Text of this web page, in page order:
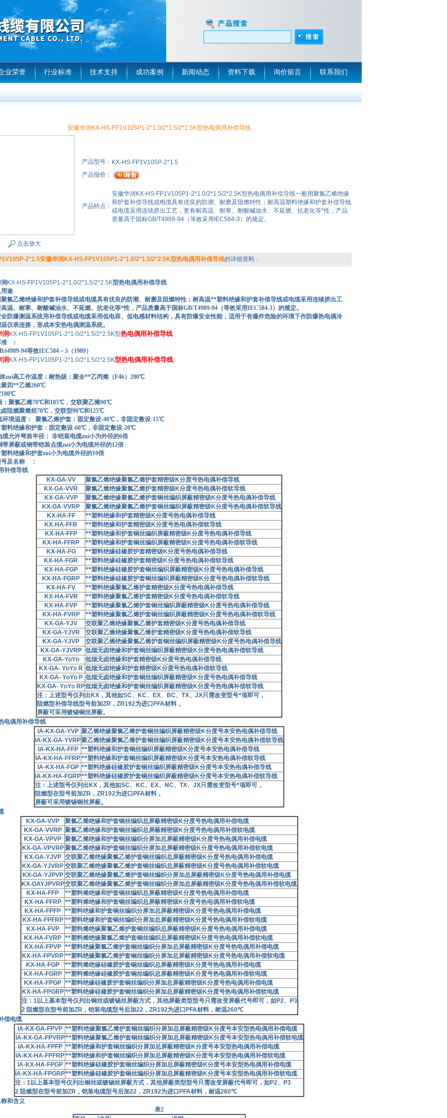
业荣誉 行业标准 技术支持 成功案例 新闻动态 资料下载 询价留言 联系我们
安徽华润KX-HS-FP1V105P1-2*1.0/2*1.5/2*2.5K型热电偶用补偿导线
点击放大
产品型号： KX-HS-FP1V105P-2*1.5
产品报价：
产品特点：
安徽华润KX-HS-FP1V105P1-2*1.0/2*1.5/2*2.5K型热电偶用补偿导线一般用聚氯乙烯绝缘
和护套补偿导线或电缆具有优良的防潮、耐磨及阻燃特性；耐高温塑料绝缘和护套补偿导线
或电缆采用连续挤出工艺，更有耐高温、耐寒、耐酸碱油水、不延燃、抗老化等*性，产品
质量高于国标GB/T4989-94（等效采用IEC584-3）的规定。
2*1.5安徽华润KX-HS-FP1V105P1-2*1.0/2*1.5/2*2.5K型热电偶用补偿导线的详细资料：
KX-HS-FP1V105P1-2*1.0/2*1.5/2*2.5K型热电偶用补偿导线
途
氯乙烯绝缘和护套补偿导线或电缆具有优良的防潮、耐磨及阻燃特性；耐高温**塑料绝缘和护套补偿导线或电缆采用连续挤出工
温、耐寒、耐酸碱油水、不延燃、抗老化等*性，产品质量高于国标GB/T4989-94（等效采用IEC584-3）的规定。
防爆测温系统用补偿导线或电缆采用低电容、低电感材料结构，具有防爆安全性能，适用于有爆炸危险的环境下作防爆热电偶冷
仪表连接，形成本安热电偶测温系统。
润 KX-HS-FP1V105P1-2*1.0/2*1.5/2*2.5K型热电偶用补偿导线
准 ：
94等效IEC584－3（1989）
润 KX-HS-FP1V105P1-2*1.0/2*1.5/2*2.5K型热电偶用补偿导线
高工作温度：耐热级：聚全**乙丙烯（F46）200℃
四**乙烯260℃
氯乙烯70℃和105℃，交联聚乙烯90℃
燃聚烯烃70℃，交联型90℃和125℃
环境温度： 聚氯乙烯护套：固定敷设-40℃，非固定敷设-15℃
和护套：固定敷设-60℃，非固定敷设-20℃
缆允许弯曲半径： 非铠装电缆zui小为外径的6倍
或钢带铠装点缆zui小为电缆外径的12倍
和护套zui小为电缆外径的10倍
号及名称 ：
补偿导线
KX-GA-VV
聚氯乙烯绝缘聚氯乙烯护套精密级K分度号热电偶补偿导线
KX-GA-VVR
聚氯乙烯绝缘聚氯乙烯护套精密级K分度号热电偶补偿软导线
KX-GA-VVP
聚氯乙烯绝缘聚氯乙烯护套铜丝编织屏蔽精密级K分度号热电偶补偿导线
KX-GA-VVRP
聚氯乙烯绝缘聚氯乙烯护套铜丝编织屏蔽精密级K分度号热电偶补偿软导线
KX-HA-FF
**塑料绝缘和护套精密级K分度号热电偶补偿导线
KX-HA-FFR
**塑料绝缘和护套精密级K分度号热电偶补偿软导线
KX-HA-FFP
**塑料绝缘和护套铜丝编织屏蔽精密级K分度号热电偶补偿导线
KX-HA-FFRP
**塑料绝缘和护套铜丝编织屏蔽精密级K分度号热电偶补偿软导线
KX-HA-FG
**塑料绝缘硅橡胶护套精密级K分度号热电偶补偿导线
KX-HA-FGR
**塑料绝缘硅橡胶护套精密级K分度号热电偶补偿软导线
KX-HA-FGP
**塑料绝缘硅橡胶护套铜丝编织屏蔽精密级K分度号热电偶补偿导线
KX-HA-FGRP
**塑料绝缘硅橡胶护套铜丝编织屏蔽精密级K分度号热电偶补偿软导线
KX-HA-FV
**塑料绝缘聚氯乙烯护套精密级K分度号热电偶补偿导线
KX-HA-FVR
**塑料绝缘聚氯乙烯护套精密级K分度号热电偶补偿软导线
KX-HA-FVP
**塑料绝缘聚氯乙烯护套铜丝编织屏蔽精密级K分度号热电偶补偿导线
KX-HA-FVRP
**塑料绝缘聚氯乙烯护套铜丝编织屏蔽精密级K分度号热电偶补偿软导线
KX-GA-YJV
交联聚乙烯绝缘聚氯乙烯护套精密级K分度号热电偶补偿导线
KX-GA-YJVR
交联聚乙烯绝缘聚氯乙烯护套精密级K分度号热电偶补偿软导线
KX-GA-YJVP
交联聚乙烯绝缘聚氯乙烯护套铜丝编织屏蔽精密级K分度号热电偶补偿导线
KX-GA-YJVRP 低烟无卤绝缘和护套铜丝编织屏蔽精密级K分度号热电偶补偿软导线
KX-GA-YDYD 低烟无卤绝缘和护套精密级K分度号热电偶补偿导线
KX-GA- YDYD R 低烟无卤绝缘和护套精密级K分度号热电偶补偿软导线
KX-GA- YDYDP 低烟无卤绝缘和护套铜丝编织屏蔽精密级K分度号热电偶补偿导线
KX-GA- YDYD RP低烟无卤绝缘和护套铜丝编织屏蔽精密级K分度号热电偶补偿软导线
注：上述型号仅列出 KX ，其他如SC、 KC、 EX、 BC、 TX、 JX只需改变型号*项即可，
阻燃型补偿导线型号前加ZR ， ZR192为进口 PFA材料，
屏蔽可采用镀锡铜丝屏蔽。
电偶用补偿导线
IA-KX-GA-YVP 聚乙烯绝缘聚氯乙烯护套铜丝编织屏蔽精密级K分度号本安热电偶补偿导线
IA-KX-GA-YVRP聚乙烯绝缘聚氯乙烯护套铜丝编织屏蔽精密级K分度号本安热电偶补偿软导线
IA-KX-HA-FFP **塑料绝缘和护套铜丝编织屏蔽精密级K分度号本安热电偶补偿导线
IA-KX-HA-FFRP**塑料绝缘和护套铜丝编织屏蔽精密级K分度号本安热电偶补偿软导线
IA-KX-HA-FGP **塑料绝缘硅橡胶护套铜丝编织屏蔽精密级K分度号本安热电偶补偿导线
IA-KX-HA-FGRP**塑料绝缘硅橡胶护套铜丝编织屏蔽精密级K分度号本安热电偶补偿软导线
注：上述型号仅列出 KX ，其他如SC、 KC、 EX、 NC、 TX、 JX只需改变型号*项即可，
阻燃型在型号前加ZR ， ZR192为进口 PFA材料，
屏蔽可采用镀锡铜丝屏蔽。
KX-GA-VVP
聚氯乙烯绝缘和护套铜丝编织总屏蔽精密级K分度号热电偶用补偿电缆
KX-GA-VVRP 聚氯乙烯绝缘和护套铜丝编织总屏蔽精密级K分度号热电偶用补偿软电缆
KX-GA-VPVP 聚氯乙烯绝缘和护套铜丝编织分屏加总屏蔽精密级K分度号热电偶用补偿电缆
KX-GA-VPVRP聚氯乙烯绝缘和护套铜丝编织分屏加总屏蔽精密级K分度号热电偶用补偿软电缆
KX-GA-YJVP 交联聚乙烯绝缘聚氯乙烯护套铜丝编织总屏蔽精密级K分度号热电偶用补偿电缆
KX-GA-YJVRP 交联聚乙烯绝缘聚氯乙烯护套铜丝编织总屏蔽精密级K分度号热电偶用补偿软电缆
KX-GA-YJPVP 交联聚乙烯绝缘聚氯乙烯护套铜丝编织分屏加总屏蔽精密级K分度号热电偶用补偿电缆
KX-GAYJPVRP交联聚乙烯绝缘聚氯乙烯护套铜丝编织分屏加总屏蔽精密级K分度号热电偶用补偿软电缆
KX-HA-FFP
**塑料烯绝缘和护套铜丝编织总屏蔽精密级K分度号热电偶用补偿电缆
KX-HA-FFRP **塑料烯绝缘和护套铜丝编织总屏蔽精密级K分度号热电偶用补偿软电缆
KX-HA-FPFP **塑料绝缘和护套铜丝编织分屏加总屏蔽精密级K分度号热电偶用补偿电缆
KX-HA-FPFRP **塑料绝缘和护套铜丝编织分屏加总屏蔽精密级K分度号热电偶用补偿软电缆
KX-HA-FVP
**塑料烯绝缘聚氯乙烯护套铜丝编织总屏蔽精密级K分度号热电偶用补偿电缆
KX-HA-FVRP **塑料烯绝缘聚氯乙烯护套铜丝编织总屏蔽精密级K分度号热电偶用补偿软电缆
KX-HA-FPVP **塑料绝缘聚氯乙烯护套铜丝编织分屏加总屏蔽精密级K分度号热电偶用补偿电缆
KX-HA-FPVRP **塑料绝缘聚氯乙烯护套铜丝编织分屏加总屏蔽精密级K分度号热电偶用补偿软电缆
KX-HA-FGP
**塑料烯绝缘硅橡胶护套铜丝编织总屏蔽精密级K分度号热电偶用补偿电缆
KX-HA-FGRP **塑料烯绝缘硅橡胶护套铜丝编织总屏蔽精密级K分度号热电偶用补偿软电缆
KX-HA-FPGP **塑料绝缘硅橡胶护套铜丝编织分屏加总屏蔽精密级K分度号热电偶用补偿电缆
KX-HA-FPGRP**塑料绝缘硅橡胶护套铜丝编织分屏加总屏蔽精密级K分度号热电偶用补偿软电缆
注： 1以上基本型号仅列出铜丝或镀锡丝屏蔽方式，其他屏蔽类型型号只需改变屏蔽代号即可，如P2、
P3
2 阻燃型在型号前加ZR，铠装电缆型号后加22， ZR192为进口 PFA材料，耐温260℃
偿电缆
IA-KX-GA-FPVP **塑料绝缘聚氯乙烯护套铜丝编织分屏加总屏蔽精密级K分度号本安型热电偶用补偿电缆
IA-KX-GA-FPVRP**塑料绝缘聚氯乙烯护套铜丝编织分屏加总屏蔽精密级K分度号本安型热电偶用补偿软电缆
IA-KX-HA-FPFP **塑料绝缘和护套铜丝编织分屏加总屏蔽精密级K分度号本安型热电偶用补偿电缆
IA-KX-HA-FPFRP**塑料绝缘和护套铜丝编织分屏加总屏蔽精密级K分度号本安型热电偶用补偿软电缆
IA-KX-HA-FPGP **塑料绝缘硅橡胶护套铜丝编织分屏加总屏蔽精密级K分度号本安型热电偶用补偿电缆
IA-KX-HA-FPGRP**塑料绝缘硅橡胶护套铜丝编织分屏加总屏蔽精密级K分度号本安型热电偶用补偿软电缆
注： 1以上基本型号仅列出铜丝或镀锡丝屏蔽方式，其他屏蔽类型型号只需改变屏蔽代号即可，如P2、
P3
2 阻燃型在型号前加ZR ，铠装电缆型号后加22 ， ZR192为进口 PFA材料，耐温260℃
和含义
表2